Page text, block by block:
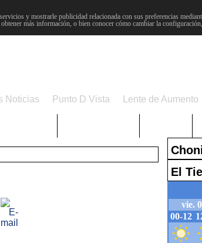
y mostrarle publicidad relacionada con sus preferencias
más información, o bien conocer cómo cambiar la
Noticias Punto D Vista Lente de Aumento
El